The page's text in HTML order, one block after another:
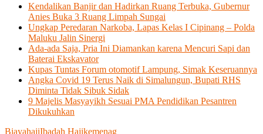
Kendalikan Banjir dan Hadirkan Ruang Terbuka, Gubernur
Anies Buka 3 Ruang Limpah Sungai
Ungkap Peredaran Narkoba, Lapas Kelas I Cipinang – Polda
Maluku Jalin Sinergi
Ada-ada Saja, Pria Ini Diamankan karena Mencuri Sapi dan
Baterai Ekskavator
Kupas Tuntas Forum otomotif Lampung, Simak Keseruannya
Angka Covid 19 Terus Naik di Simalungun, Bupati RHS
Diminta Tidak Sibuk Sidak
9 Majelis Masyayikh Sesuai PMA Pendidikan Pesantren
Dikukuhkan
BiayahajiIbadah Hajikemenag